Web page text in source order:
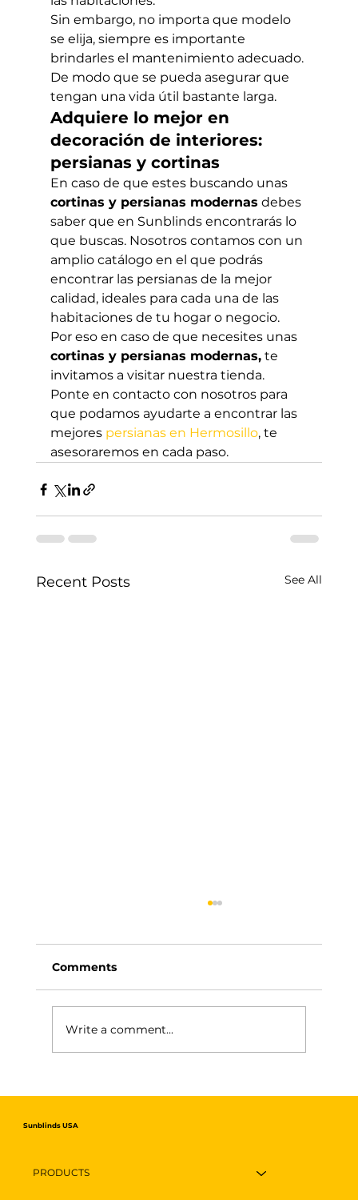
Sin embargo, no importa que modelo
se elija, siempre es importante
brindarles el mantenimiento adecuado.
De modo que se pueda asegurar que
tengan una vida útil bastante larga.
Adquiere lo mejor en
decoración de interiores:
persianas y cortinas
En caso de que estes buscando unas
cortinas y persianas modernas debes
saber que en Sunblinds encontrarás lo
que buscas. Nosotros contamos con un
amplio catálogo en el que podrás
encontrar las persianas de la mejor
calidad, ideales para cada una de las
habitaciones de tu hogar o negocio.
Por eso en caso de que necesites unas
cortinas y persianas modernas, te
invitamos a visitar nuestra tienda.
Ponte en contacto con nosotros para
que podamos ayudarte a encontrar las
mejores persianas en Hermosillo, te
asesoraremos en cada paso.
Recent Posts See All
Comments
Write a comment...
Sunblinds USA
PRODUCTS